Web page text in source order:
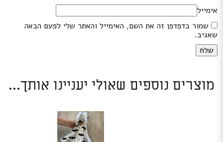
אימייל
שמור בדפדפן זה את השם, האימייל והאתר שלי לפעם הבאה
שאגיב.
מוצרים נוספים שאולי יעניינו אותך...